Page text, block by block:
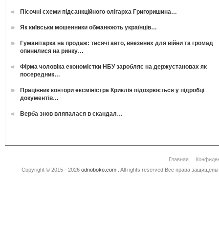
Пісочні схеми підсанкційного олігарха Григоришина…
Як київськи мошенники обманюють українців…
Гуманітарка на продаж: тисячі авто, ввезених для війни та громад
опинилися на ринку…
Фірма чоловіка економістки НБУ заробляє на держустановах як
посередник…
Працівник контори ексміністра Криклія підозрюється у підробці
документів…
Верба знов вляпалася в скандал…
Главная
Copyright © 2015 - 2026 odnoboko.com. All rights reserved.Все права защищены.